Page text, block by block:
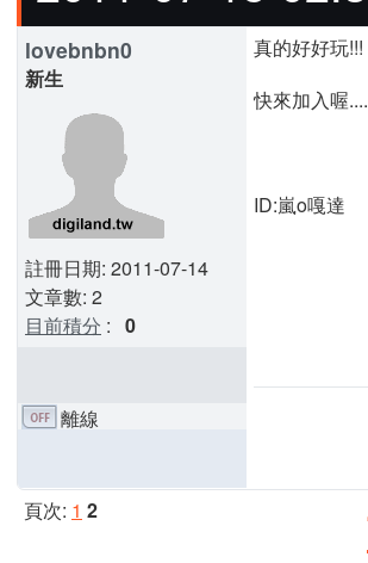
lovebnbn0
新生
註冊日期: 2011-07-14
文章數: 2
目前積分 : 0
真的好好玩!!!
快來加入喔....
ID:嵐o嘎達
離線
頁次: 1 2